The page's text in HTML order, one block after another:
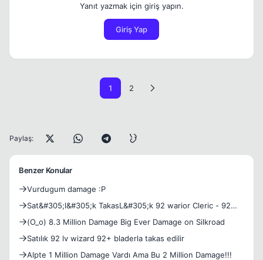
Yanıt yazmak için giriş yapın.
Giriş Yap
1 2
Paylaş:
Benzer Konular
Vurdugum damage :P
Sat&#305;l&#305;k TakasL&#305;k 92 warior Cleric - 92
LvL -
(O_o) 8.3 Million Damage Big Ever Damage on Silkroad
Satılık 92 lv wizard 92+ bladerla takas edilir
Alpte 1 Million Damage Vardı Ama Bu 2 Million Damage!!!